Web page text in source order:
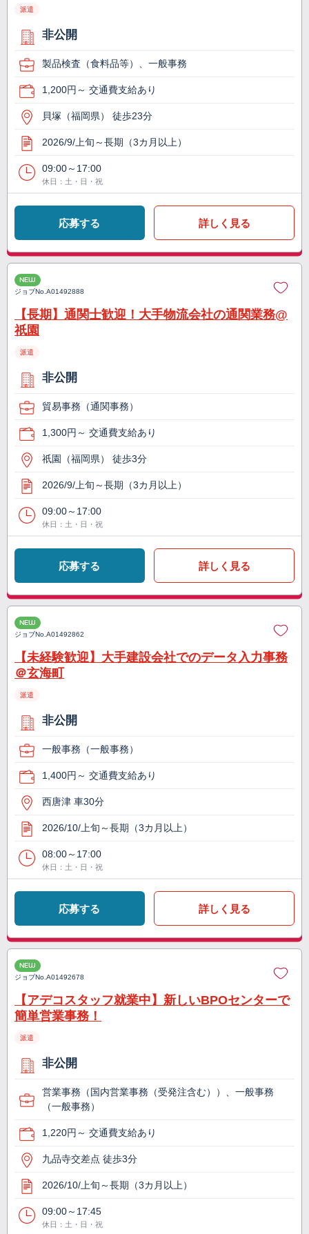
派遣
非公開
製品検査（食料品等）、一般事務
1,200円～ 交通費支給あり
貝塚（福岡県） 徒歩23分
2026/9/上旬～長期（3カ月以上）
09:00～17:00
休日：土・日・祝
応募する 詳しく見る
NEW
ジョブNo.A01492888
【長期】通関士歓迎！大手物流会社の通関業務@
祇園
派遣
非公開
貿易事務（通関事務）
1,300円～ 交通費支給あり
祇園（福岡県） 徒歩3分
2026/9/上旬～長期（3カ月以上）
09:00～17:00
休日：土・日・祝
応募する 詳しく見る
NEW
ジョブNo.A01492862
【未経験歓迎】大手建設会社でのデータ入力事務
＠玄海町
派遣
非公開
一般事務（一般事務）
1,400円～ 交通費支給あり
西唐津 車30分
2026/10/上旬～長期（3カ月以上）
08:00～17:00
休日：土・日・祝
応募する 詳しく見る
NEW
ジョブNo.A01492678
【アデコスタッフ就業中】新しいBPOセンターで
簡単営業事務！
派遣
非公開
営業事務（国内営業事務（受発注含む））、一般事務
（一般事務）
1,220円～ 交通費支給あり
九品寺交差点 徒歩3分
2026/10/上旬～長期（3カ月以上）
09:00～17:45
休日：土・日・祝